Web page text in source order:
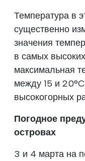
Температура в
существенно
значения
в самых
максимальная
между 15 и
высокогорных
Погодное
островах
3 и 4 марта на